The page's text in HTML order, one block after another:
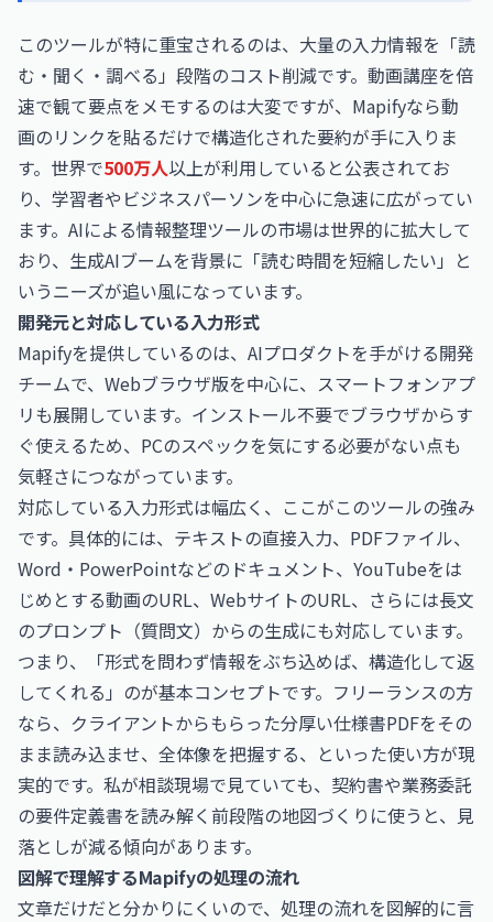
このツールが特に重宝されるのは、大量の入力情報を「読
む・聞く・調べる」段階のコスト削減です。動画講座を倍
速で観て要点をメモするのは大変ですが、Mapifyなら動
画のリンクを貼るだけで構造化された要約が手に入りま
す。世界で500万人以上が利用していると公表されてお
り、学習者やビジネスパーソンを中心に急速に広がってい
ます。AIによる情報整理ツールの市場は世界的に拡大して
おり、生成AIブームを背景に「読む時間を短縮したい」と
いうニーズが追い風になっています。
開発元と対応している入力形式
Mapifyを提供しているのは、AIプロダクトを手がける開発
チームで、Webブラウザ版を中心に、スマートフォンアプ
リも展開しています。インストール不要でブラウザからす
ぐ使えるため、PCのスペックを気にする必要がない点も
気軽さにつながっています。
対応している入力形式は幅広く、ここがこのツールの強み
です。具体的には、テキストの直接入力、PDFファイル、
Word・PowerPointなどのドキュメント、YouTubeをは
じめとする動画のURL、WebサイトのURL、さらには長文
のプロンプト（質問文）からの生成にも対応しています。
つまり、「形式を問わず情報をぶち込めば、構造化して返
してくれる」のが基本コンセプトです。フリーランスの方
なら、クライアントからもらった分厚い仕様書PDFをその
まま読み込ませ、全体像を把握する、といった使い方が現
実的です。私が相談現場で見ていても、契約書や業務委託
の要件定義書を読み解く前段階の地図づくりに使うと、見
落としが減る傾向があります。
図解で理解するMapifyの処理の流れ
文章だけだと分かりにくいので、処理の流れを図解的に言